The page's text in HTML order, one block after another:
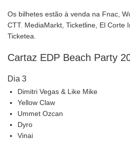
Os bilhetes estão à venda na Fnac,
CTT. MediaMarkt, Ticketline, El Corte
Ticketea.
Cartaz EDP Beach Party
Dia 3
Dimitri Vegas & Like Mike
Yellow Claw
Ummet Ozcan
Dyro
Vinai